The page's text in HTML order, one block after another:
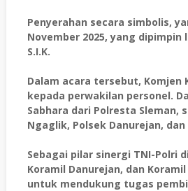
Penyerahan secara simbolis,
November 2025, yang dipimpin
S.I.K.
Dalam acara tersebut, Komjen
kepada perwakilan personel.
Sabhara dari Polresta
Ngaglik, Polsek Danurejan,
Sebagai pilar sinergi TNI-Polri
Koramil Danurejan, dan
untuk mendukung tugas